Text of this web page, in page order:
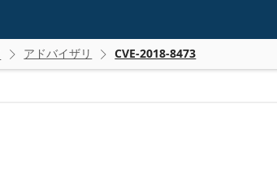
 アドバイザリ  CVE-2018-8473